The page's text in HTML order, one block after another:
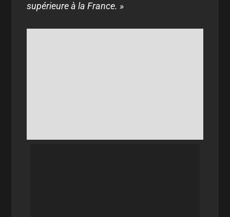
supérieure à la France. »